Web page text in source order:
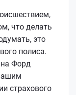
что делать
это
полиса.
Форд
страхового